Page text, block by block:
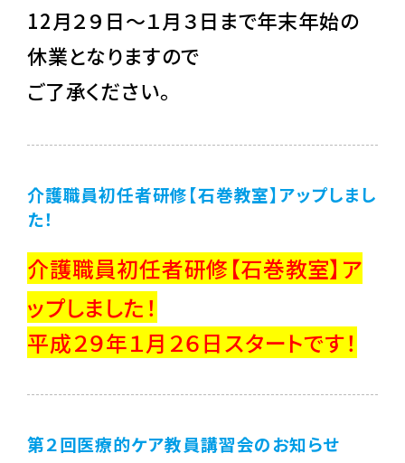
12月２９日～１月３日まで年末年始の
休業となりますので
ご了承ください。
介護職員初任者研修【石巻教室】アップしまし
た！
介護職員初任者研修【石巻教室】ア
ップしました！
平成２９年１月２６日スタートです！
第２回医療的ケア教員講習会のお知らせ